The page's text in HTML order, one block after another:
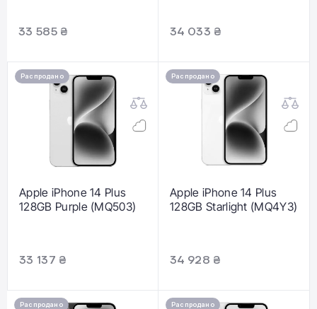
33 585 ₴ 34 033 ₴
Распродано
Apple iPhone 14 Plus
128GB Purple (MQ503)
33 137 ₴
Распродано
Apple iPhone 14 Plus
128GB Starlight (MQ4Y3)
34 928 ₴
Распродано Распродано